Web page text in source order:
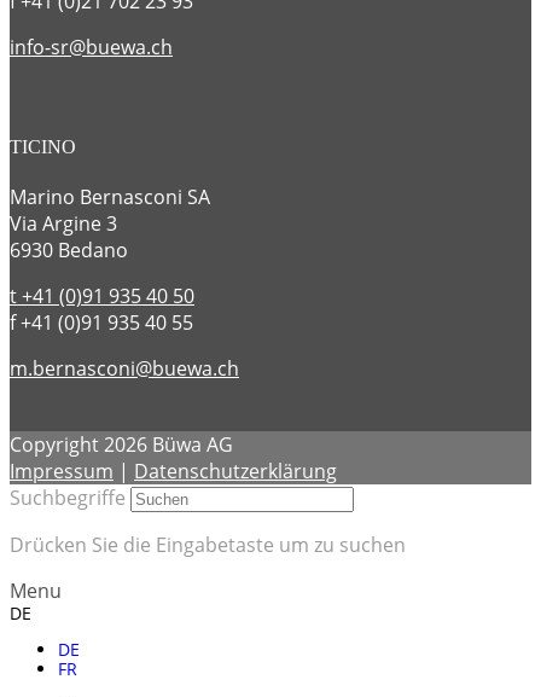
info-sr@buewa.ch
TICINO
Marino Bernasconi SA
Via Argine 3
6930 Bedano
t +41 (0)91 935 40 50
f +41 (0)91 935 40 55
m.bernasconi@buewa.ch
Copyright 2026 Büwa AG
Impressum | Datenschutzerklärung
Suchbegriffe
Drücken Sie die Eingabetaste um zu suchen
Menu
DE
DE
FR